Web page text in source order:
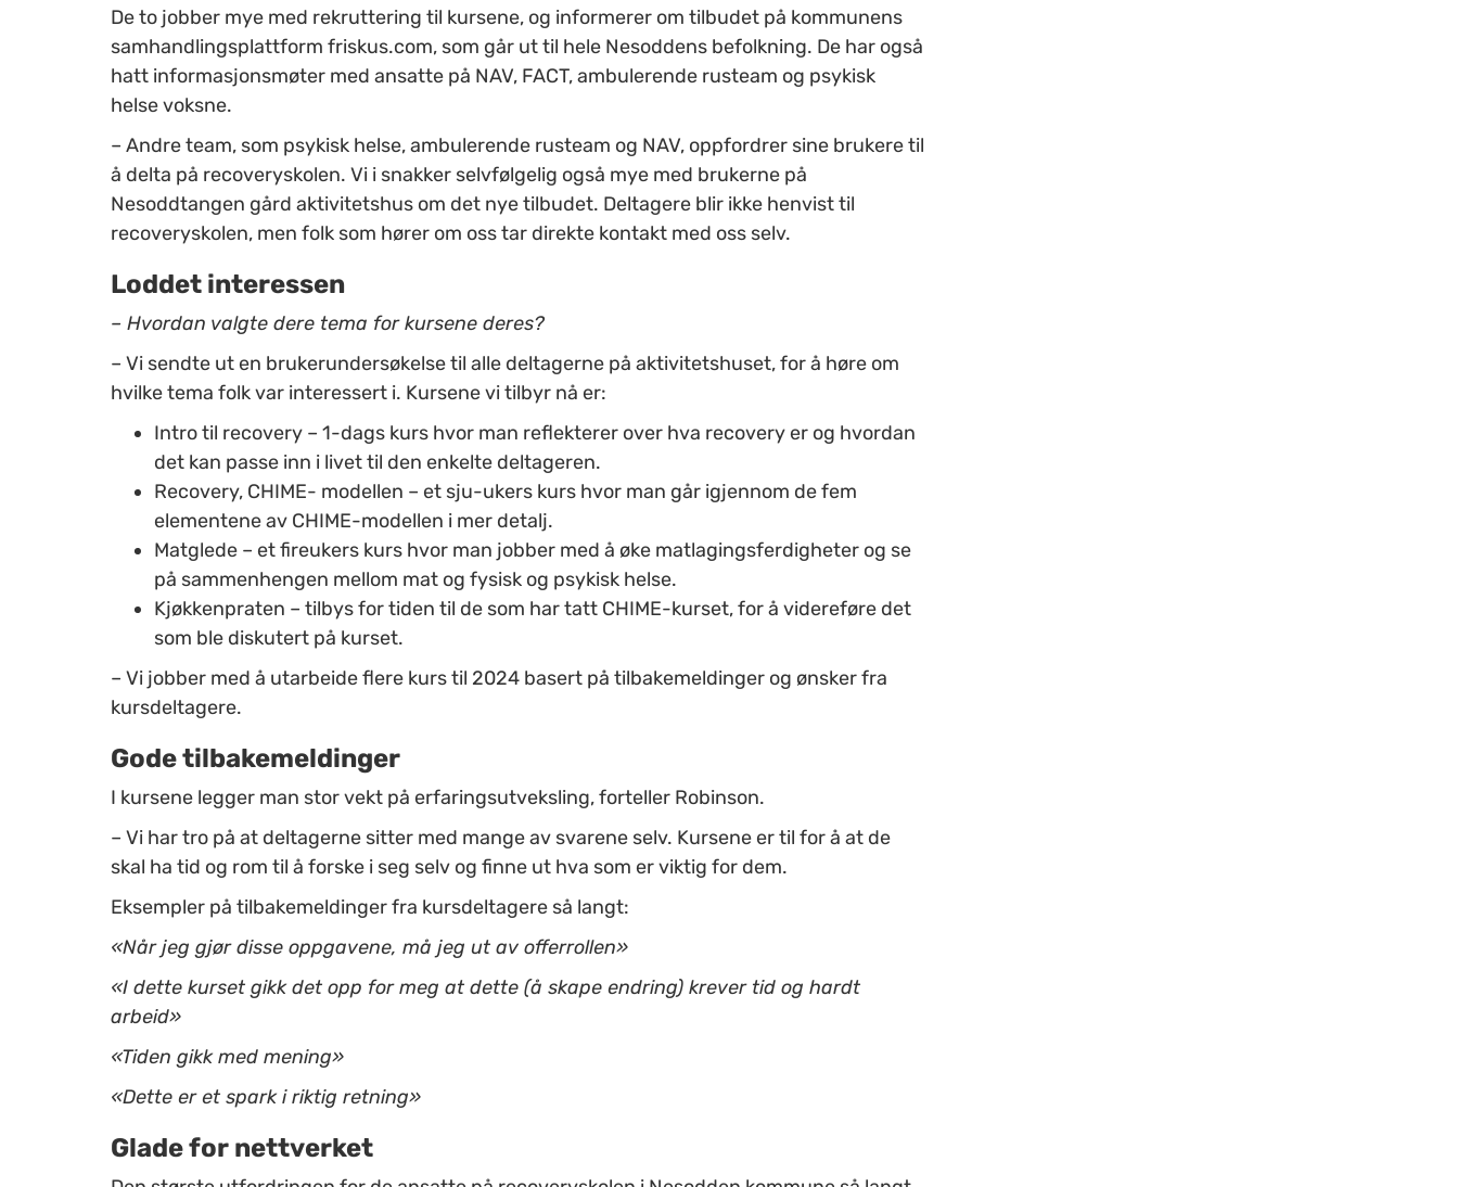
De to jobber mye med rekruttering til kursene, og informerer om tilbudet på kommunens
samhandlingsplattform friskus.com, som går ut til hele Nesoddens befolkning. De har også
hatt informasjonsmøter med ansatte på NAV, FACT, ambulerende rusteam og psykisk
helse voksne.
– Andre team, som psykisk helse, ambulerende rusteam og NAV, oppfordrer sine brukere til
å delta på recoveryskolen. Vi i snakker selvfølgelig også mye med brukerne på
Nesoddtangen gård aktivitetshus om det nye tilbudet. Deltagere blir ikke henvist til
recoveryskolen, men folk som hører om oss tar direkte kontakt med oss selv.
Loddet interessen
– Hvordan valgte dere tema for kursene deres?
– Vi sendte ut en brukerundersøkelse til alle deltagerne på aktivitetshuset, for å høre om
hvilke tema folk var interessert i. Kursene vi tilbyr nå er:
Intro til recovery – 1-dags kurs hvor man reflekterer over hva recovery er og hvordan
det kan passe inn i livet til den enkelte deltageren.
Recovery, CHIME- modellen – et sju-ukers kurs hvor man går igjennom de fem
elementene av CHIME-modellen i mer detalj.
Matglede – et fireukers kurs hvor man jobber med å øke matlagingsferdigheter og se
på sammenhengen mellom mat og fysisk og psykisk helse.
Kjøkkenpraten – tilbys for tiden til de som har tatt CHIME-kurset, for å videreføre det
som ble diskutert på kurset.
– Vi jobber med å utarbeide flere kurs til 2024 basert på tilbakemeldinger og ønsker fra
kursdeltagere.
Gode tilbakemeldinger
I kursene legger man stor vekt på erfaringsutveksling, forteller Robinson.
– Vi har tro på at deltagerne sitter med mange av svarene selv. Kursene er til for å at de
skal ha tid og rom til å forske i seg selv og finne ut hva som er viktig for dem.
Eksempler på tilbakemeldinger fra kursdeltagere så langt:
«Når jeg gjør disse oppgavene, må jeg ut av offerrollen»
«I dette kurset gikk det opp for meg at dette (å skape endring) krever tid og hardt
arbeid»
«Tiden gikk med mening»
«Dette er et spark i riktig retning»
Glade for nettverket